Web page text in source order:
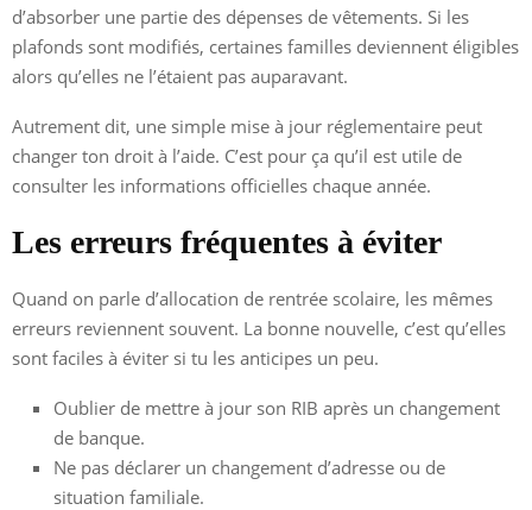
d’absorber une partie des dépenses de vêtements. Si les
plafonds sont modifiés, certaines familles deviennent éligibles
alors qu’elles ne l’étaient pas auparavant.
Autrement dit, une simple mise à jour réglementaire peut
changer ton droit à l’aide. C’est pour ça qu’il est utile de
consulter les informations officielles chaque année.
Les erreurs fréquentes à éviter
Quand on parle d’allocation de rentrée scolaire, les mêmes
erreurs reviennent souvent. La bonne nouvelle, c’est qu’elles
sont faciles à éviter si tu les anticipes un peu.
Oublier de mettre à jour son RIB après un changement
de banque.
Ne pas déclarer un changement d’adresse ou de
situation familiale.